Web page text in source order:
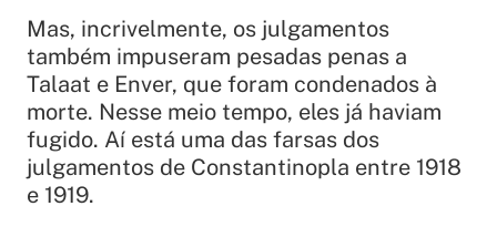
Mas, incrivelmente, os julgamentos
também impuseram pesadas penas a
Talaat e Enver, que foram condenados à
morte. Nesse meio tempo, eles já haviam
fugido. Aí está uma das farsas dos
julgamentos de Constantinopla entre 1918
e 1919.